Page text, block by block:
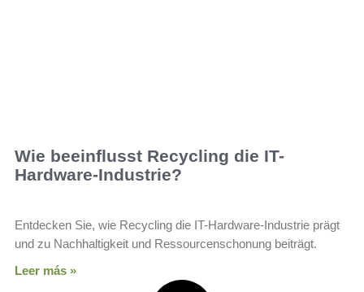
Wie beeinflusst Recycling die IT-
Hardware-Industrie?
Entdecken Sie, wie Recycling die IT-Hardware-Industrie prägt
und zu Nachhaltigkeit und Ressourcenschonung beiträgt.
Leer más »